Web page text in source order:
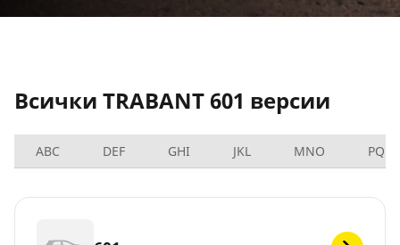
Всички TRABANT 601 версии
ABC DEF GHI JKL MNO PQRS